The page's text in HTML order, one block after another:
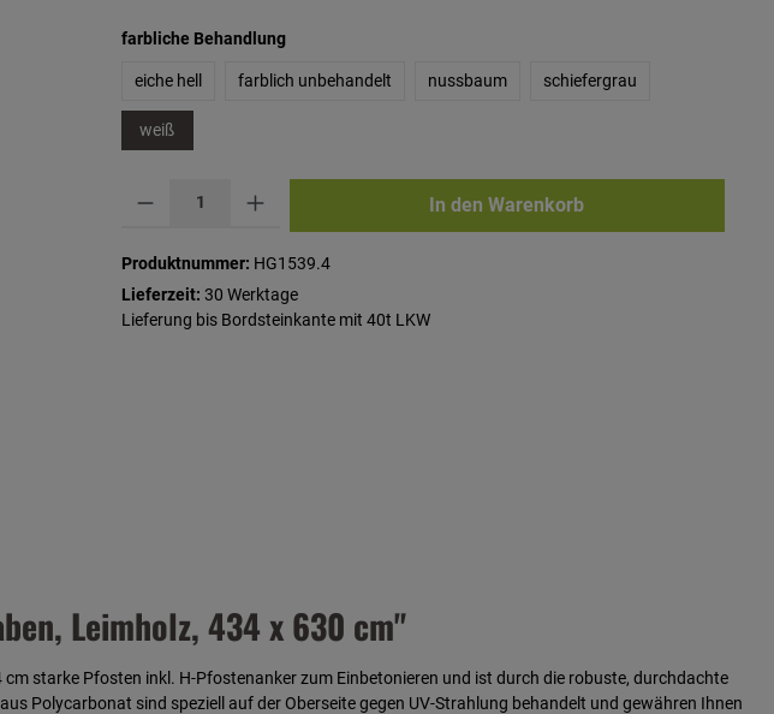
farbliche Behandlungauswählen
eiche hell farblich unbehandelt nussbaum schiefergrau
weiß
In den Warenkorb
Produktnummer: HG1539.4
Lieferzeit: 30 Werktage
Lieferung bis Bordsteinkante mit 40t LKW
Leimholz, 434 x 630 cm"
starke Pfosten inkl. H-Pfostenanker zum Einbetonieren und ist durch die robuste, durchdachte
Polycarbonat sind speziell auf der Oberseite gegen UV-Strahlung behandelt und gewähren Ihnen